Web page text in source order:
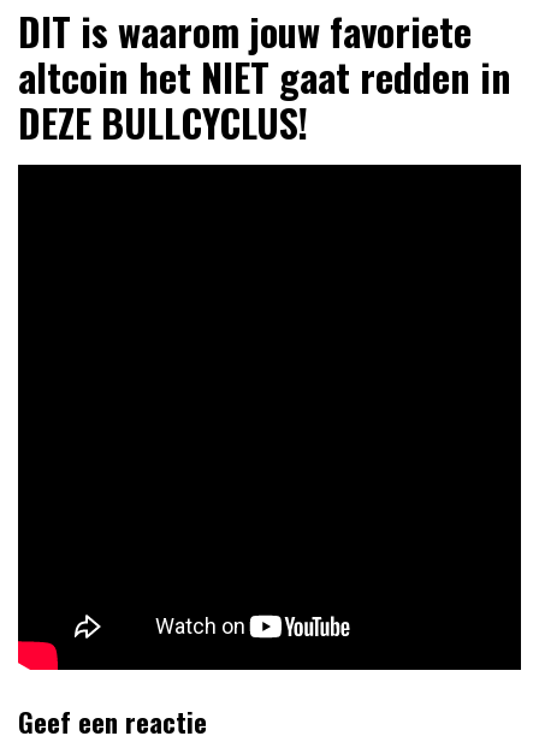
DIT is waarom jouw favoriete
altcoin het NIET gaat redden in
DEZE BULLCYCLUS!
Geef een reactie